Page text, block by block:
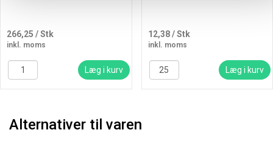
266,25 / Stk
inkl. moms
Læg i kurv
12,38/ Stk
inkl. moms
Læg i kurv
Alternativer til varen